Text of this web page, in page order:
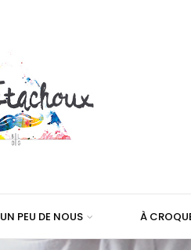
UN PEU DE NOUS À